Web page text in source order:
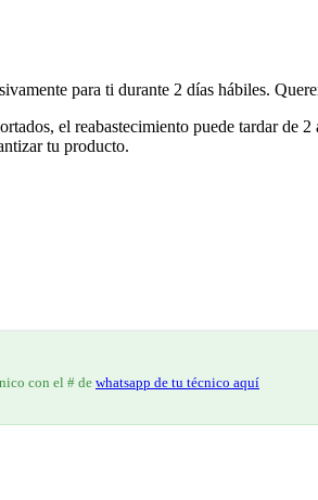
para ti durante 2 días hábiles.
el reabastecimiento puede tardar
tu producto.
con el # de whatsapp de tu técnico aquí